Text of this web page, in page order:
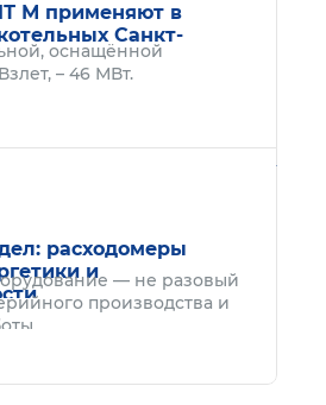
М применяют в
Санкт-
оснащённой
– 46 МВт.
расходомеры
и
— не разовый
производства и